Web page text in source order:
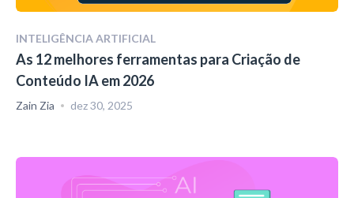
INTELIGÊNCIA ARTIFICIAL
As 12 melhores ferramentas para Criação de
Conteúdo IA em 2026
Zain Zia dez 30, 2025